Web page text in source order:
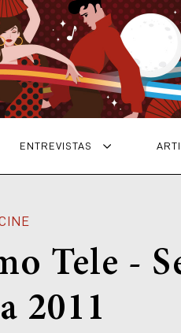
ENTREVISTAS
Tele -
2011